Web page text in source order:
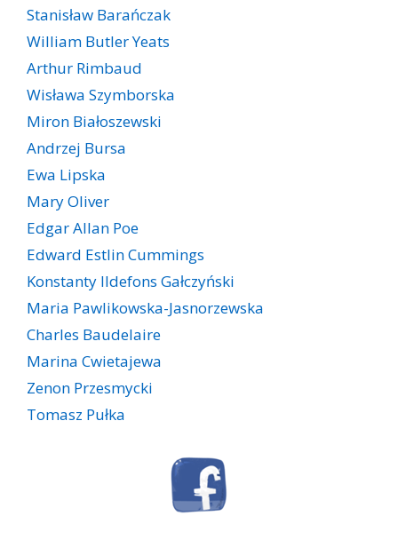
Stanisław Barańczak
William Butler Yeats
Arthur Rimbaud
Wisława Szymborska
Miron Białoszewski
Andrzej Bursa
Ewa Lipska
Mary Oliver
Edgar Allan Poe
Edward Estlin Cummings
Konstanty Ildefons Gałczyński
Maria Pawlikowska-Jasnorzewska
Charles Baudelaire
Marina Cwietajewa
Zenon Przesmycki
Tomasz Pułka